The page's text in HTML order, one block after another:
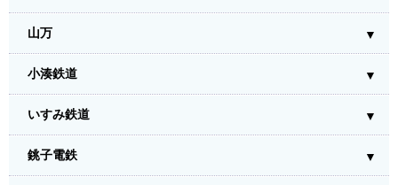
山万
小湊鉄道
いすみ鉄道
銚子電鉄